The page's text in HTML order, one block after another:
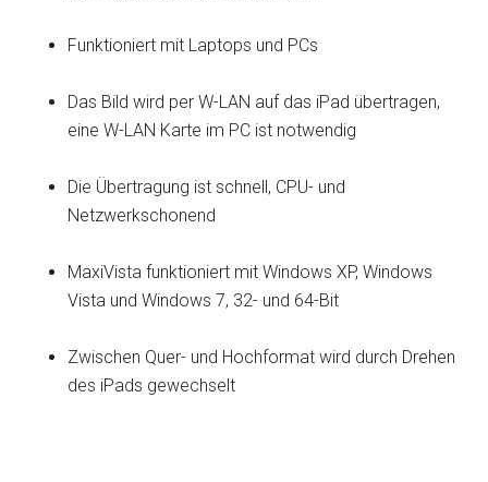
Funktioniert mit Laptops und PCs
Das Bild wird per W-LAN auf das iPad übertragen,
eine W-LAN Karte im PC ist notwendig
Die Übertragung ist schnell, CPU- und
Netzwerkschonend
MaxiVista funktioniert mit Windows XP, Windows
Vista und Windows 7, 32- und 64-Bit
Zwischen Quer- und Hochformat wird durch Drehen
des iPads gewechselt